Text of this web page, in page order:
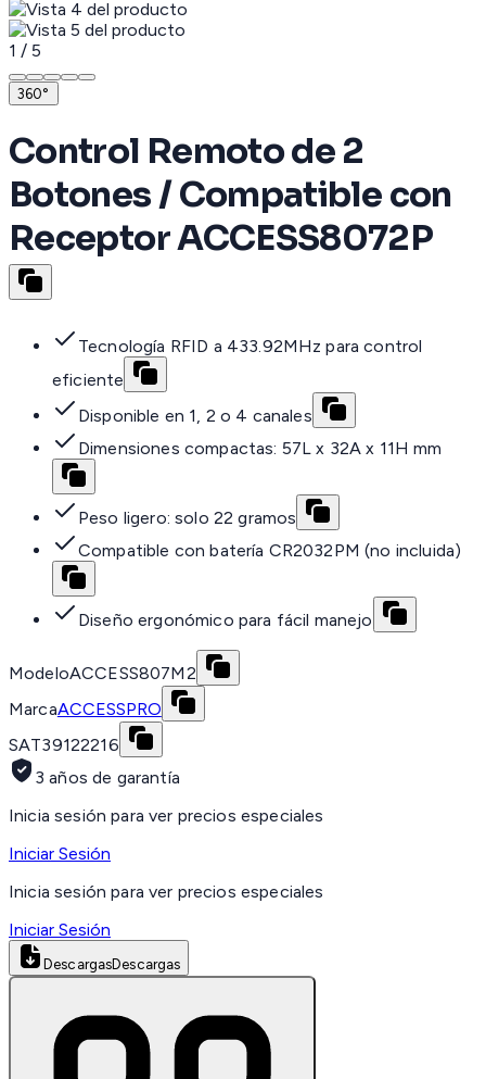
1 / 5
360°
Control Remoto de 2
Botones / Compatible con
Receptor ACCESS8072P
Tecnología RFID a 433.92MHz para control
eficiente
Disponible en 1, 2 o 4 canales
Dimensiones compactas: 57L x 32A x 11H mm
Peso ligero: solo 22 gramos
Compatible con batería CR2032PM (no incluida)
Diseño ergonómico para fácil manejo
ModeloACCESS807M2
MarcaACCESSPRO
SAT39122216
3 años de garantía
Inicia sesión para ver precios especiales
Iniciar Sesión
Inicia sesión para ver precios especiales
Iniciar Sesión
DescargasDescargas